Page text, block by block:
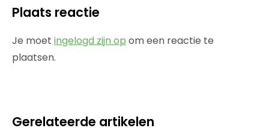
Plaats reactie
Je moet ingelogd zijn op om een reactie te
plaatsen.
Gerelateerde artikelen